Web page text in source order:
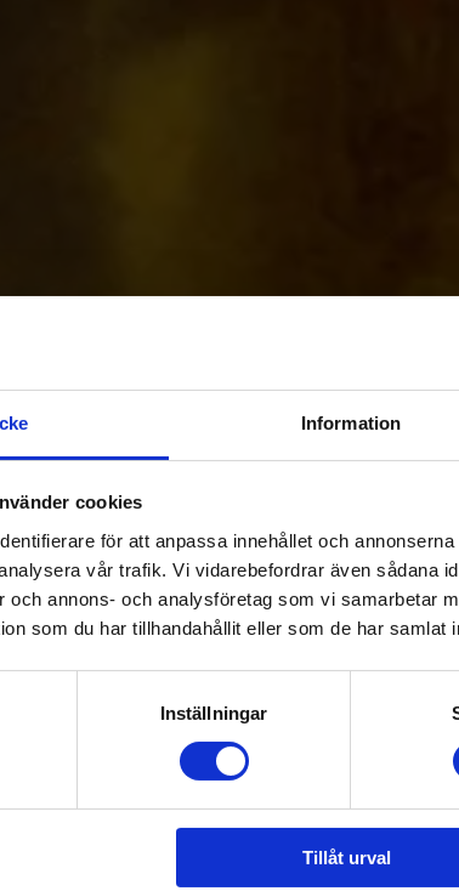
Information
cookies
för att anpassa innehållet och
vår trafik. Vi vidarebefordrar även sådana
och annons- och analysföretag som vi samarbetar
som du har tillhandahållit eller som de har samlat
Inställningar
Tillåt urval